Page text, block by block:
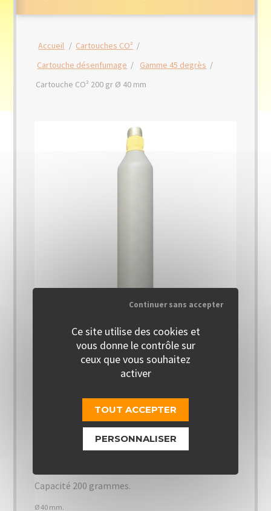
Accueil / Cartouches CO² /
Cartouche désenfumage / Gamme 45 degrès /
Cartouche CO² 200 gr Ø 40 mm
Cartouche CO² 200 gr Ø
Cartouche de CO² neuve pour système de
Capacité 200 grammes.
Ø 40 mm.
Les cookies nous permettent d'offrir nos
services. En utilisant nos services, vous
acceptez notre utilisation des cookies.
OK
En savoir plus
Ce site utilise des cookies et
vous donne le contrôle sur
ceux que vous souhaitez
activer
TOUT ACCEPTER
Continuer sans accepter
PERSONNALISER